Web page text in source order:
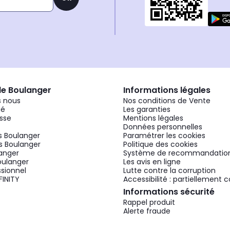
Boulanger
nous
Boulanger
Boulanger
Informations légales
Nos conditions de Vente
Les garanties
Mentions légales
Données personnelles
Paramétrer les cookies
Politique des cookies
Système de
Les avis en ligne
Lutte contre la corruption
Accessibilité : partiellement
Informations sécurité
Rappel produit
Alerte fraude